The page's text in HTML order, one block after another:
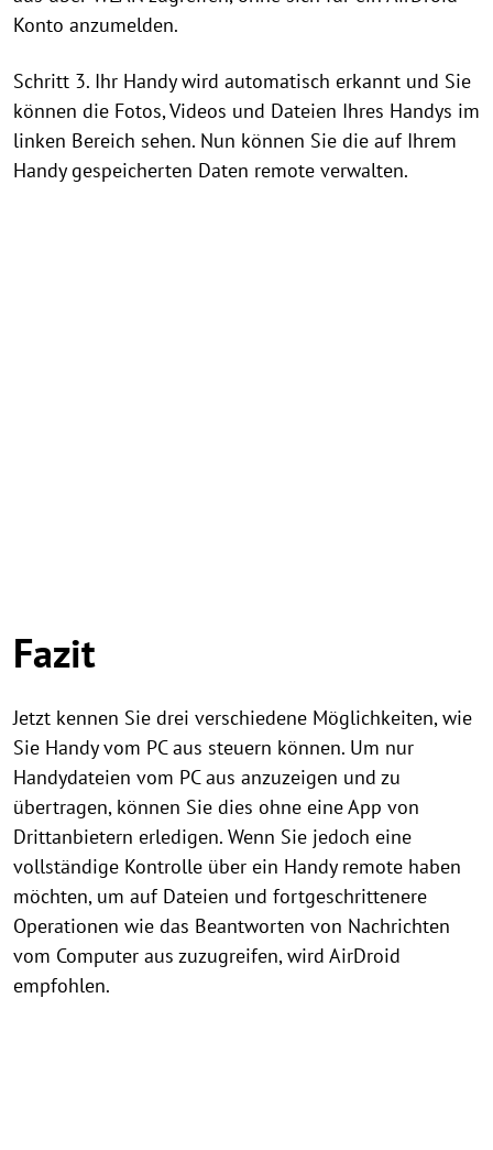
Konto anzumelden.
Schritt 3. Ihr Handy wird automatisch erkannt und Sie
können die Fotos, Videos und Dateien Ihres Handys im
linken Bereich sehen. Nun können Sie die auf Ihrem
Handy gespeicherten Daten remote verwalten.
Fazit
Jetzt kennen Sie drei verschiedene Möglichkeiten, wie
Sie Handy vom PC aus steuern können. Um nur
Handydateien vom PC aus anzuzeigen und zu
übertragen, können Sie dies ohne eine App von
Drittanbietern erledigen. Wenn Sie jedoch eine
vollständige Kontrolle über ein Handy remote haben
möchten, um auf Dateien und fortgeschrittenere
Operationen wie das Beantworten von Nachrichten
vom Computer aus zuzugreifen, wird AirDroid
empfohlen.